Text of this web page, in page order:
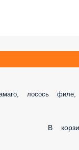
лосось филе,
В